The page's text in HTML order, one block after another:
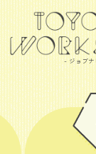
- ジョブ